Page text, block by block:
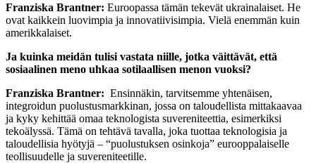
Franziska Brantner: Euroopassa tämän tekevät ukrainalaiset. He
ovat kaikkein luovimpia ja innovatiivisimpia. Vielä enemmän kuin
amerikkalaiset.
Ja kuinka meidän tulisi vastata niille, jotka väittävät, että
sosiaalinen meno uhkaa sotilaallisen menon vuoksi?
Franziska Brantner: Ensinnäkin, tarvitsemme yhtenäisen,
integroidun puolustusmarkkinan, jossa on taloudellista mittakaavaa
ja kyky kehittää omaa teknologista suvereniteettia, esimerkiksi
tekoälyssä. Tämä on tehtävä tavalla, joka tuottaa teknologisia ja
taloudellisia hyötyjä – “puolustuksen osinkoja” eurooppalaiselle
teollisuudelle ja suvereniteetille.